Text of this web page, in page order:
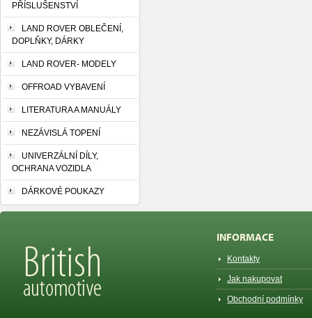
PŘÍSLUŠENSTVÍ
LAND ROVER OBLEČENÍ,
DOPLŇKY, DÁRKY
LAND ROVER- MODELY
OFFROAD VYBAVENÍ
LITERATURA A MANUÁLY
NEZÁVISLÁ TOPENÍ
UNIVERZÁLNÍ DÍLY,
OCHRANA VOZIDLA
DÁRKOVÉ POUKAZY
INFORMACE
Kontakty
Jak nakupovat
Obchodní podmínky